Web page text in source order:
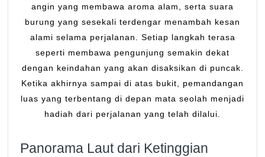
angin yang membawa aroma alam, serta suara
burung yang sesekali terdengar menambah kesan
alami selama perjalanan. Setiap langkah terasa
seperti membawa pengunjung semakin dekat
dengan keindahan yang akan disaksikan di puncak.
Ketika akhirnya sampai di atas bukit, pemandangan
luas yang terbentang di depan mata seolah menjadi
hadiah dari perjalanan yang telah dilalui.
Panorama Laut dari Ketinggian